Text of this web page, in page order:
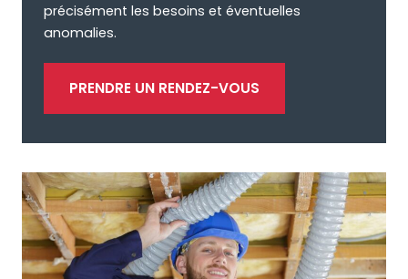
précisément les besoins et éventuelles
anomalies.
PRENDRE UN RENDEZ-VOUS